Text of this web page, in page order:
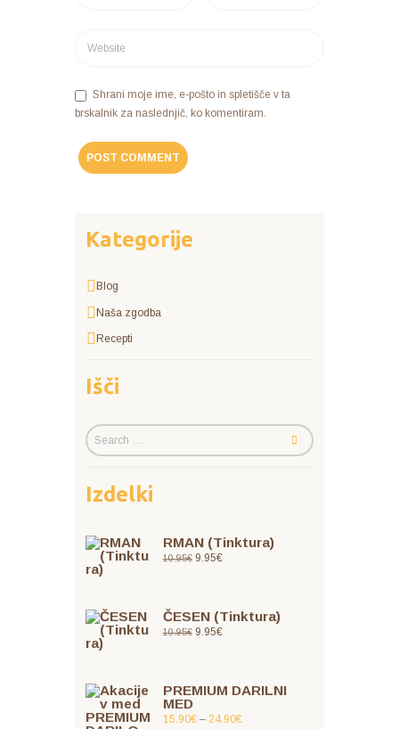
Shrani moje ime, e-pošto in spletišče v ta
brskalnik za naslednjič, ko komentiram.
Kategorije
Blog
Naša zgodba
Recepti
Išči
Izdelki
RMAN (Tinktura)
10.95€ 9.95€
ČESEN (Tinktura)
10.95€ 9.95€
PREMIUM DARILNI
MED
15.90€ – 24.90€